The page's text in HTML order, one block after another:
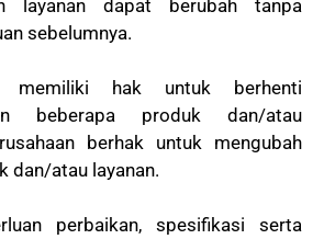
layanan dapat berubah tanpa
sebelumnya.
memiliki hak untuk berhenti
beberapa produk dan/atau
berhak untuk mengubah
dan/atau layanan.
perbaikan, spesifikasi serta